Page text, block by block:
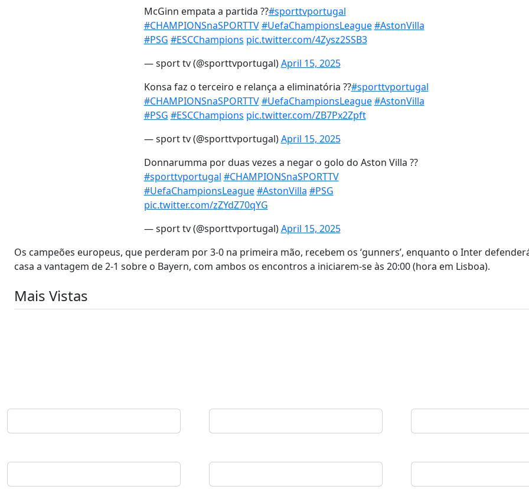
McGinn empata a partida ??#sporttvportugal
#CHAMPIONSnaSPORTTV #UefaChampionsLeague #AstonVilla
#PSG #ESCChampions pic.twitter.com/4Zysz2SSB3
— sport tv (@sporttvportugal)April 15, 2025
Konsa faz o terceiro e relança a eliminatória ??#sporttvportugal
#CHAMPIONSnaSPORTTV #UefaChampionsLeague #AstonVilla
#PSG #ESCChampions pic.twitter.com/ZB7Px2Zpft
— sport tv (@sporttvportugal)April 15, 2025
Donnarumma por duas vezes a negar o golo do Aston Villa ??
#sporttvportugal #CHAMPIONSnaSPORTTV
#UefaChampionsLeague #AstonVilla #PSG
pic.twitter.com/zZYdZ70qYG
— sport tv (@sporttvportugal)April 15, 2025
Os campeões europeus, que perderam por 3-0 na primeira mão, recebem os ‘gunners’, enquanto o Inter
casa a vantagem de 2-1 sobre o Bayern, com ambos os encontros a iniciarem-se às 20:00 (hora em Lisboa).
Mais Vistas